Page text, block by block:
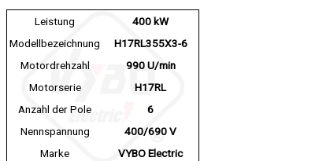
Leistung
400 kW
Modellbezeichnung
H17RL355X3-6
Motordrehzahl
990 U/min
Motorserie
H17RL
Anzahl der Pole
6
Nennspannung
400/690 V
Marke
VYBO Electric